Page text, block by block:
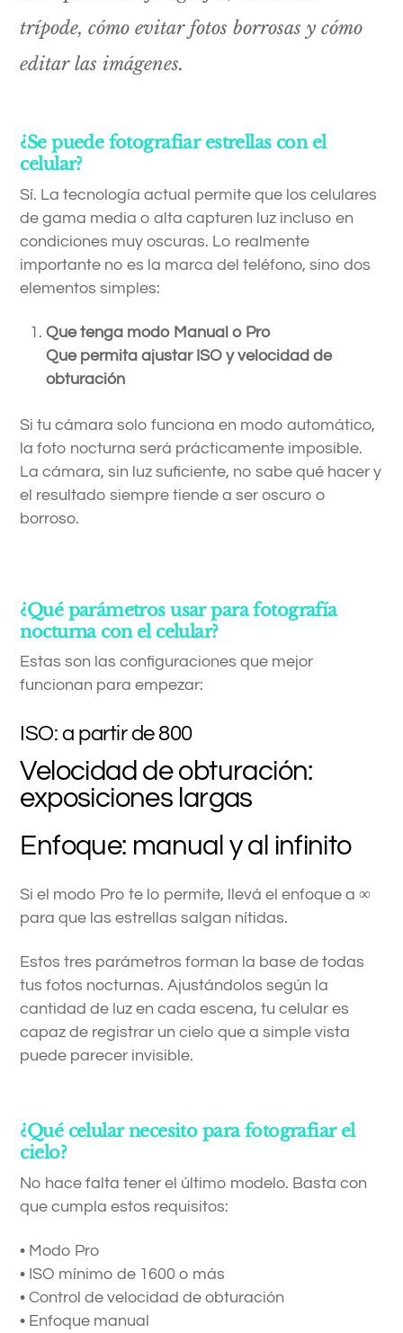
trípode, cómo evitar fotos borrosas y cómo
editar las imágenes.
¿Se puede fotografiar estrellas con el
celular?
Sí. La tecnología actual permite que los celulares
de gama media o alta capturen luz incluso en
condiciones muy oscuras. Lo realmente
importante no es la marca del teléfono, sino dos
elementos simples:
Que tenga modo Manual o Pro
Que permita ajustar ISO y velocidad de
obturación
Si tu cámara solo funciona en modo automático,
la foto nocturna será prácticamente imposible.
La cámara, sin luz suficiente, no sabe qué hacer y
el resultado siempre tiende a ser oscuro o
borroso.
¿Qué parámetros usar para fotografía
nocturna con el celular?
Estas son las configuraciones que mejor
funcionan para empezar:
ISO: a partir de 800
Velocidad de obturación:
exposiciones largas
Enfoque: manual y al infinito
Si el modo Pro te lo permite, llevá el enfoque a ∞
para que las estrellas salgan nítidas.
Estos tres parámetros forman la base de todas
tus fotos nocturnas. Ajustándolos según la
cantidad de luz en cada escena, tu celular es
capaz de registrar un cielo que a simple vista
puede parecer invisible.
¿Qué celular necesito para fotografiar el
cielo?
No hace falta tener el último modelo. Basta con
que cumpla estos requisitos:
• Modo Pro
• ISO mínimo de 1600 o más
• Control de velocidad de obturación
• Enfoque manual